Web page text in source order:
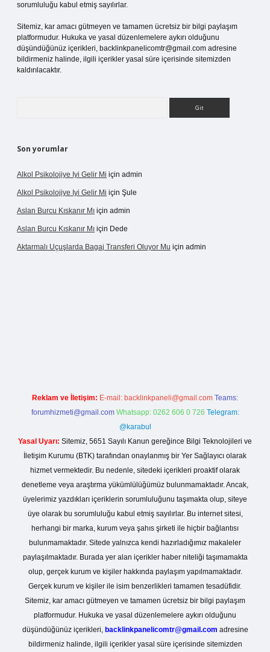
sorumluluğu kabul etmiş sayılırlar.
Sitemiz, kar amacı gütmeyen ve tamamen ücretsiz bir bilgi paylaşım
platformudur. Hukuka ve yasal düzenlemelere aykırı olduğunu
düşündüğünüz içerikleri, backlinkpanelicomtr@gmail.com adresine
bildirmeniz halinde, ilgili içerikler yasal süre içerisinde sitemizden
kaldırılacaktır.
Son yorumlar
Alkol Psikolojiye Iyi Gelir Mi için admin
Alkol Psikolojiye Iyi Gelir Mi için Şule
Aslan Burcu Kıskanır Mı için admin
Aslan Burcu Kıskanır Mı için Dede
Aktarmalı Uçuşlarda Bagaj Transferi Oluyor Mu için admin
Reklam ve İletişim: E-mail: backlinkpaneli@gmail.com Teams:
forumhizmeti@gmail.com Whatsapp: 0262 606 0 726 Telegram:
@karabul
Yasal Uyarı: Sitemiz, 5651 Sayılı Kanun gereğince Bilgi Teknolojileri ve
İletişim Kurumu (BTK) tarafından onaylanmış bir Yer Sağlayıcı olarak
hizmet vermektedir. Bu nedenle, sitedeki içerikleri proaktif olarak
denetleme veya araştırma yükümlülüğümüz bulunmamaktadır. Ancak,
üyelerimiz yazdıkları içeriklerin sorumluluğunu taşımakta olup, siteye
üye olarak bu sorumluluğu kabul etmiş sayılırlar. Bu internet sitesi,
herhangi bir marka, kurum veya şahıs şirketi ile hiçbir bağlantısı
bulunmamaktadır. Sitede yalnızca kendi hazırladığımız makaleler
paylaşılmaktadır. Burada yer alan içerikler haber niteliği taşımamakta
olup, gerçek kurum ve kişiler hakkında paylaşım yapılmamaktadır.
Gerçek kurum ve kişiler ile isim benzerlikleri tamamen tesadüfidir.
Sitemiz, kar amacı gütmeyen ve tamamen ücretsiz bir bilgi paylaşım
platformudur. Hukuka ve yasal düzenlemelere aykırı olduğunu
düşündüğünüz içerikleri, backlinkpanelicomtr@gmail.com adresine
bildirmeniz halinde, ilgili içerikler yasal süre içerisinde sitemizden